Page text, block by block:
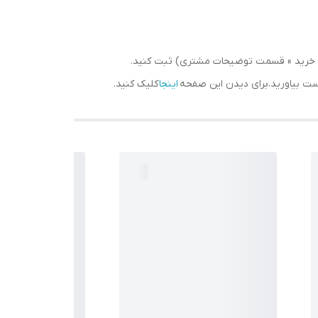
خرید » قسمت توضیحات مشتری) ثبت کنید.
بیاورید.برای دیدن این صفحه اینجاکلیک کنید.